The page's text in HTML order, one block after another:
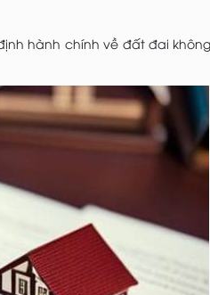
hành chính về đất đai không